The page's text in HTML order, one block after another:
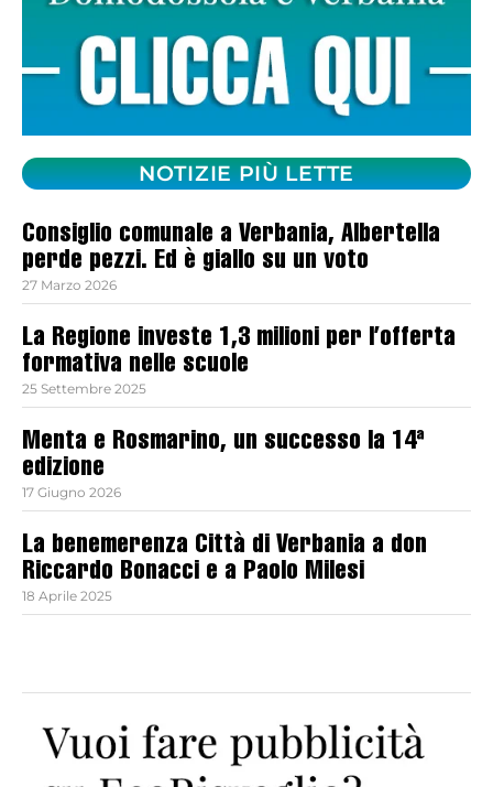
NOTIZIE PIÙ LETTE
Consiglio comunale a Verbania, Albertella
perde pezzi. Ed è giallo su un voto
27 Marzo 2026
La Regione investe 1,3 milioni per l’offerta
formativa nelle scuole
25 Settembre 2025
Menta e Rosmarino, un successo la 14ª
edizione
17 Giugno 2026
La benemerenza Città di Verbania a don
Riccardo Bonacci e a Paolo Milesi
18 Aprile 2025